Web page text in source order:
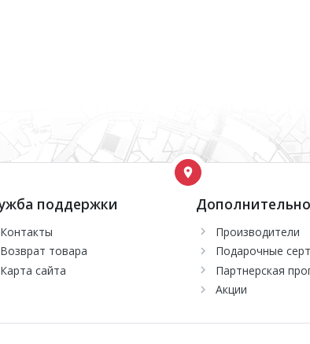
поддержки
Контакты
Возврат товара
Карта сайта
Дополнительно
Производители
Подарочные
Партнерская
Акции